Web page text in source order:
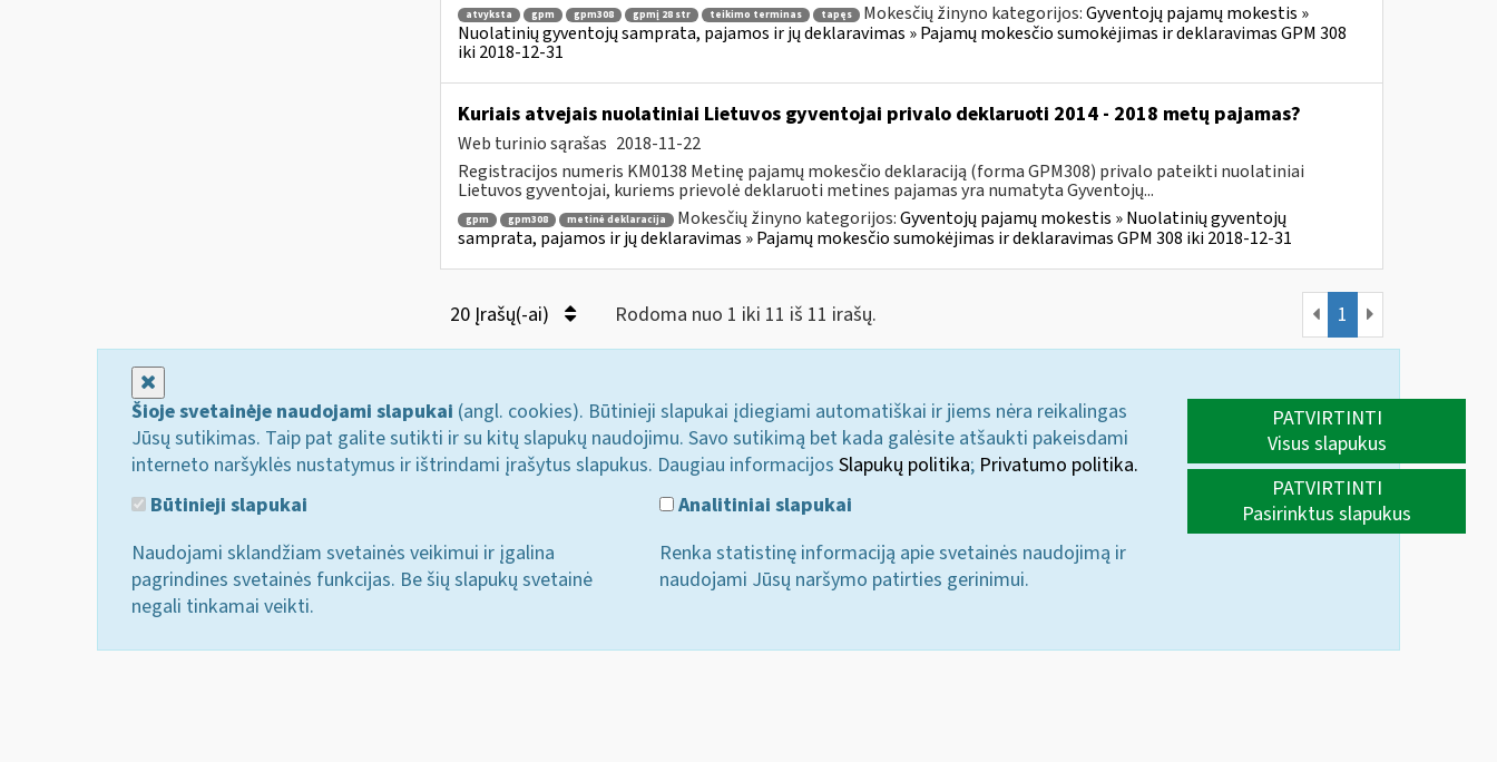
atvyksta gpm gpm308 gpmį 28 str teikimo terminas tapęs Mokesčių žinyno kategorijos:Gyventojų pajamų mokestis »
Nuolatinių gyventojų samprata, pajamos ir jų deklaravimas » Pajamų mokesčio sumokėjimas ir deklaravimas GPM 308
iki 2018-12-31
Kuriais atvejais nuolatiniai Lietuvos gyventojai privalo deklaruoti 2014 - 2018 metų pajamas?
Web turinio sąrašas 2018-11-22
Registracijos numeris KM0138 Metinę pajamų mokesčio deklaraciją (forma GPM308) privalo pateikti nuolatiniai
Lietuvos gyventojai, kuriems prievolė deklaruoti metines pajamas yra numatyta Gyventojų...
gpm gpm308 metinė deklaracija Mokesčių žinyno kategorijos:Gyventojų pajamų mokestis » Nuolatinių gyventojų
samprata, pajamos ir jų deklaravimas » Pajamų mokesčio sumokėjimas ir deklaravimas GPM 308 iki 2018-12-31
20 Įrašų(-ai) Rodoma nuo 1 iki 11 iš 11 irašų. 1
Šioje svetainėje naudojami slapukai (angl. cookies). Būtinieji slapukai įdiegiami automatiškai ir jiems nėra reikalingas
Jūsų sutikimas. Taip pat galite sutikti ir su kitų slapukų naudojimu. Savo sutikimą bet kada galėsite atšaukti pakeisdami
interneto naršyklės nustatymus ir ištrindami įrašytus slapukus. Daugiau informacijos Slapukų politika; Privatumo politika.
Būtinieji slapukai
Naudojami sklandžiam svetainės veikimui ir įgalina
pagrindines svetainės funkcijas. Be šių slapukų svetainė
negali tinkamai veikti.
Analitiniai slapukai
Renka statistinę informaciją apie svetainės naudojimą ir
naudojami Jūsų naršymo patirties gerinimui.
PATVIRTINTI
Visus slapukus
PATVIRTINTI
Pasirinktus slapukus